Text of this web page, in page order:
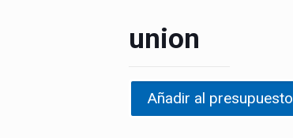
union
Añadir al presupuesto